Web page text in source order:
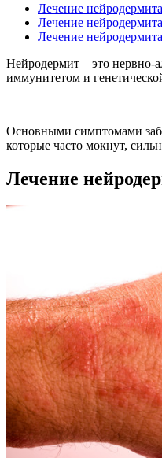
Лечение
Лечение
Лечение
Нейродермит – это нервно-
иммунитетом и
Основными симптомами
которые часто мокнут,
Лечение